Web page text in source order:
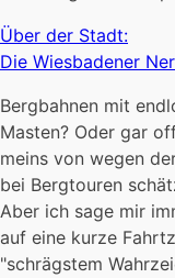
Über der Stadt:
Die Wiesbadener
Bergbahnen mit
Masten? Oder gar
meins von wegen
bei Bergtouren
Aber ich sage mir
auf eine kurze
"schrägstem